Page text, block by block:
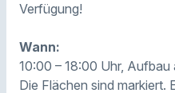
Verfügung!
Wann:
10:00 – 18:00 Uhr,
Die Flächen sind markiert.